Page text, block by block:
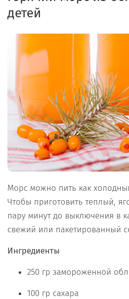
детей
Морс можно пить как
Чтобы приготовить теплый,
пару минут до выключения в
свежий или пакетированный
Ингредиенты
250 гр замороженной
100 гр сахара